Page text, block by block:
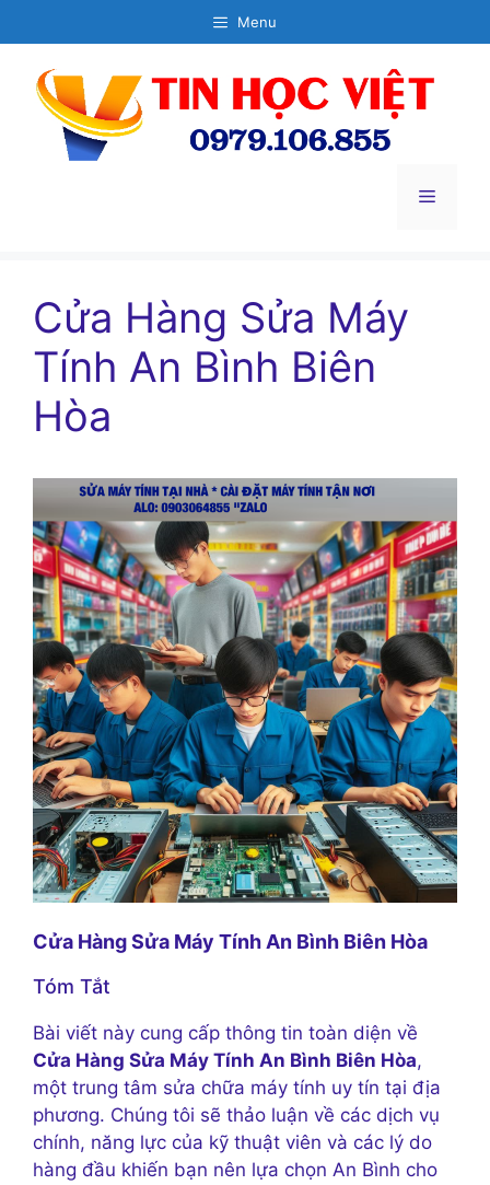
đến
dung
Menu
Menu
Cửa Hàng Sửa Máy
Tính An Bình Biên
Hòa
Cửa Hàng Sửa Máy Tính An Bình Biên Hòa
Tóm Tắt
Bài viết này cung cấp thông tin toàn diện về
Cửa Hàng Sửa Máy Tính An Bình Biên Hòa,
một trung tâm sửa chữa máy tính uy tín tại địa
phương. Chúng tôi sẽ thảo luận về các dịch vụ
chính, năng lực của kỹ thuật viên và các lý do
hàng đầu khiến bạn nên lựa chọn An Bình cho